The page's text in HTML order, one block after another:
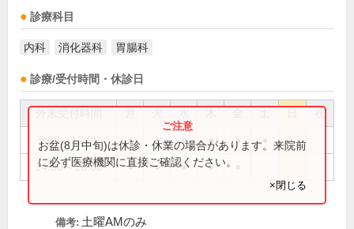
診療科目
内科 消化器科 胃腸科
診療/受付時間・休診日
祝
9:00～12:00 ● ● ● ● ●
14:00～18:00 ● ● ● ●
お盆(8月中旬)は休診・休業の場合があります。来院前
に必ず医療機関に直接ご確認ください。
×閉じる
備考: 土曜AMのみ